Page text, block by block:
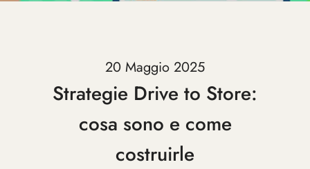
20 Maggio 2025
Strategie Drive to Store:
cosa sono e come
costruirle